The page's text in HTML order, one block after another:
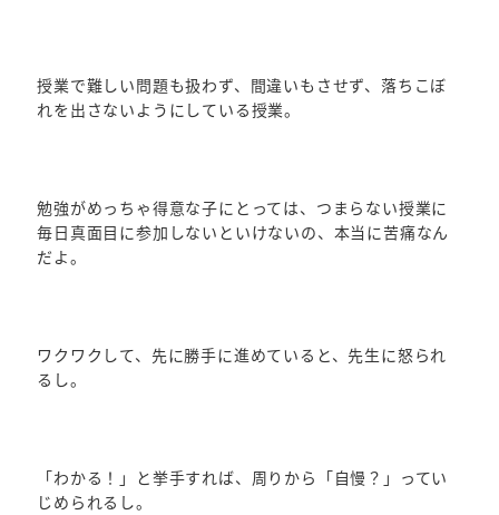
授業で難しい問題も扱わず、間違いもさせず、落ちこぼ
れを出さないようにしている授業。
勉強がめっちゃ得意な子にとっては、つまらない授業に
毎日真面目に参加しないといけないの、本当に苦痛なん
だよ。
ワクワクして、先に勝手に進めていると、先生に怒られ
るし。
「わかる！」と挙手すれば、周りから「自慢？」ってい
じめられるし。